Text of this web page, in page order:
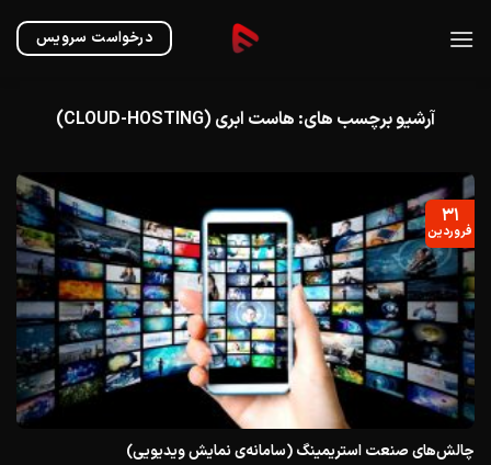
درخواست سرویس
آرشیو برچسب های: هاست ابری (CLOUD-HOSTING)
چالش‌های صنعت استریمینگ (سامانه‌ی نمایش ویدیویی)
۳۱
فروردین